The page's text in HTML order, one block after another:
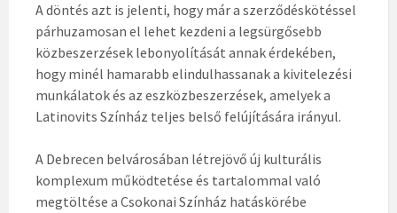
A döntés azt is jelenti, hogy már a szerződéskötéssel
párhuzamosan el lehet kezdeni a legsürgősebb
közbeszerzések lebonyolítását annak érdekében,
hogy minél hamarabb elindulhassanak a kivitelezési
munkálatok és az eszközbeszerzések, amelyek a
Latinovits Színház teljes belső felújítására irányul.
A Debrecen belvárosában létrejövő új kulturális
komplexum működtetése és tartalommal való
megtöltése a Csokonai Színház hatáskörébe